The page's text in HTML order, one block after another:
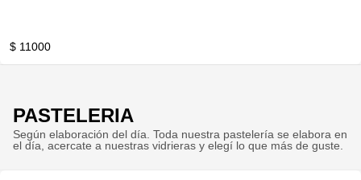
$ 11000
PASTELERIA
Según elaboración del día. Toda nuestra pastelería se elabora en
el día, acercate a nuestras vidrieras y elegí lo que más de guste.